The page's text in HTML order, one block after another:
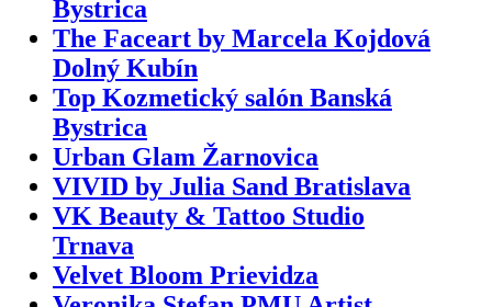
Bystrica
The Faceart by Marcela Kojdová
Dolný Kubín
Top Kozmetický salón Banská
Bystrica
Urban Glam Žarnovica
VIVID by Julia Sand Bratislava
VK Beauty & Tattoo Studio
Trnava
Velvet Bloom Prievidza